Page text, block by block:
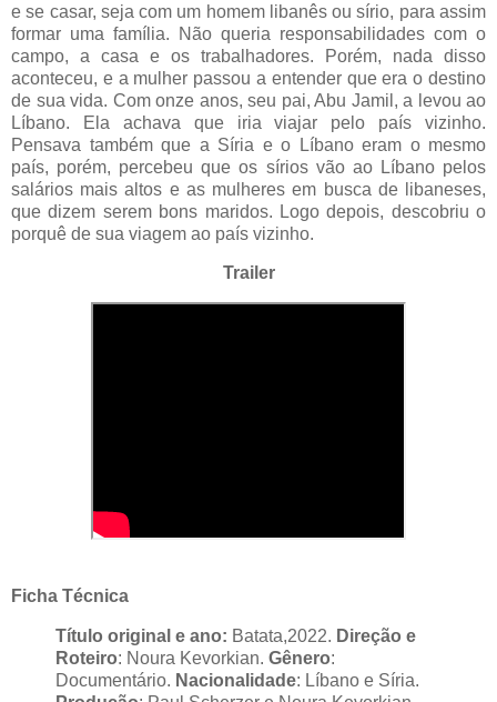
e se casar, seja com um homem libanês ou sírio, para assim
formar uma família. Não queria responsabilidades com o
campo, a casa e os trabalhadores. Porém, nada disso
aconteceu, e a mulher passou a entender que era o destino
de sua vida. Com onze anos, seu pai, Abu Jamil, a levou ao
Líbano. Ela achava que iria viajar pelo país vizinho.
Pensava também que a Síria e o Líbano eram o mesmo
país, porém, percebeu que os sírios vão ao Líbano pelos
salários mais altos e as mulheres em busca de libaneses,
que dizem serem bons maridos. Logo depois, descobriu o
porquê de sua viagem ao país vizinho.
Trailer
Ficha Técnica
Título original e ano: Batata,2022. Direção e
Roteiro: Noura Kevorkian. Gênero:
Documentário. Nacionalidade: Líbano e Síria.